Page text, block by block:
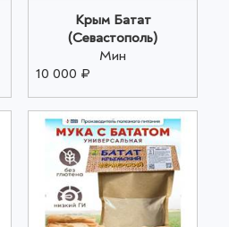
Крым Батат
(Севастополь)
Мин
10 000 ₽